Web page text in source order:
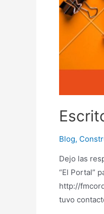
Blog,
Dejo las
“El Portal”
http://
tuvo